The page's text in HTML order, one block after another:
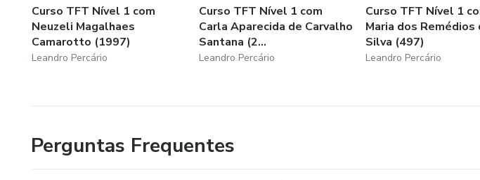
Curso TFT Nível 1 com
Neuzeli Magalhaes
Camarotto (1997)
Leandro Percário
Curso TFT Nível 1 com
Carla Aparecida de Carvalho
Santana (2...
Leandro Percário
Curso TFT Nível 1
Maria dos Remédios
Silva (497)
Leandro Percário
Perguntas Frequentes